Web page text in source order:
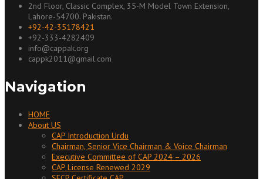
2nd Floor, Classic Complex, 35-M Model Town Extension,
Lahore-54700. Pakistan.
+92-42-35178421
+92-333-4282409
info@cappak.org
cappk2011@gmail.com
Navigation
HOME
About US
CAP Introduction Urdu
Chairman, Senior Vice Chairman & Voice Chairman
Executive Committee of CAP 2024 – 2026
CAP License Renewed 2029